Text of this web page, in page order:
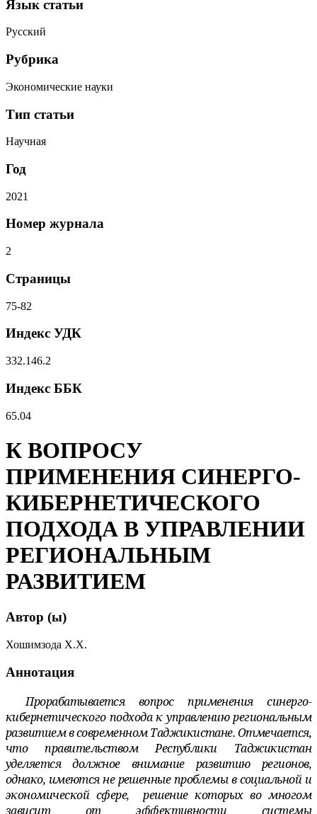
Язык статьи
Русский
Рубрика
Экономические науки
Тип статьи
Научная
Год
2021
Номер журнала
2
Страницы
75-82
Индекс УДК
332.146.2
Индекс ББК
65.04
К ВОПРОСУ
ПРИМЕНЕНИЯ СИНЕРГО-
КИБЕРНЕТИЧЕСКОГО
ПОДХОДА В УПРАВЛЕНИИ
РЕГИОНАЛЬНЫМ
РАЗВИТИЕМ
Автор (ы)
Хошимзода Х.Х.
Аннотация
Прорабатывается вопрос применения синерго-
кибернетического подхода к управлению региональным
развитием в современном Таджикистане. Отмечается,
что правительством Республики Таджикистан
уделяется должное внимание развитию регионов,
однако, имеются не решенные проблемы в социальной и
экономической сфере,
решение которых во многом
зависит от эффективности системы